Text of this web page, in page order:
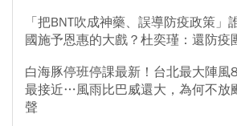
「把BNT吹成神藥、誤導防疫政策」
國施予恩惠的大戲？杜奕瑾：還防疫
白海豚停班停課最新！台北最大陣
最接近…風雨比巴威還大，為何不放
聲